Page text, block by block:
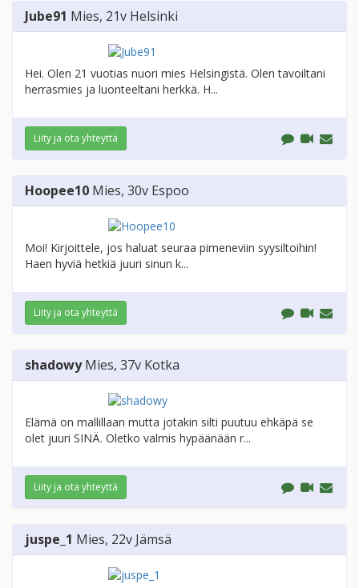
Jube91 Mies, 21v Helsinki
Hei. Olen 21 vuotias nuori mies Helsingistä. Olen tavoiltani
herrasmies ja luonteeltani herkkä. H...
Liity ja ota yhteyttä
Hoopee10 Mies, 30v Espoo
Moi! Kirjoittele, jos haluat seuraa pimeneviin syysiltoihin!
Haen hyviä hetkiä juuri sinun k...
Liity ja ota yhteyttä
shadowy Mies, 37v Kotka
Elämä on mallillaan mutta jotakin silti puutuu ehkäpä se
olet juuri SINÄ. Oletko valmis hypäänään r...
Liity ja ota yhteyttä
juspe_1 Mies, 22v Jämsä